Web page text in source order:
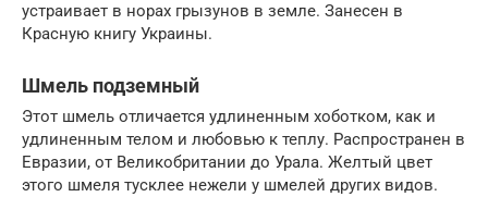
устраивает в норах грызунов в земле. Занесен в
Красную книгу Украины.
Шмель подземный
Этот шмель отличается удлиненным хоботком, как и
удлиненным телом и любовью к теплу. Распространен в
Евразии, от Великобритании до Урала. Желтый цвет
этого шмеля тусклее нежели у шмелей других видов.